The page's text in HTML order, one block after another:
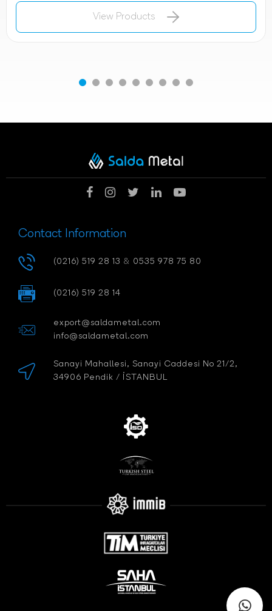
View Products
Contact Information
(0216) 519 28 13 & 0535 978 75 80
(0216) 519 28 14
export@saldametal.com
info@saldametal.com
Sanayi Mahallesi, Sanayi Caddesi No 21/2,
34906 Pendik / İSTANBUL